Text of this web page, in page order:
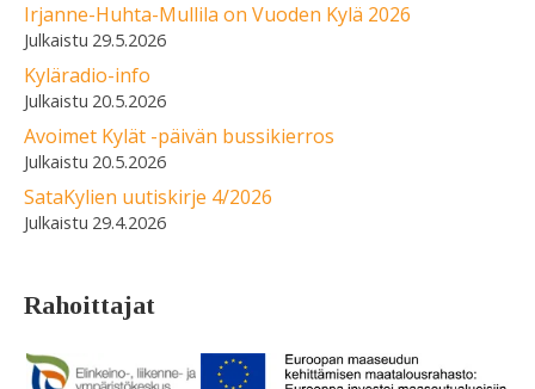
Irjanne-Huhta-Mullila on Vuoden Kylä 2026
29.5.2026
Kyläradio-info
20.5.2026
Avoimet Kylät -päivän bussikierros
20.5.2026
SataKylien uutiskirje 4/2026
29.4.2026
Rahoittajat